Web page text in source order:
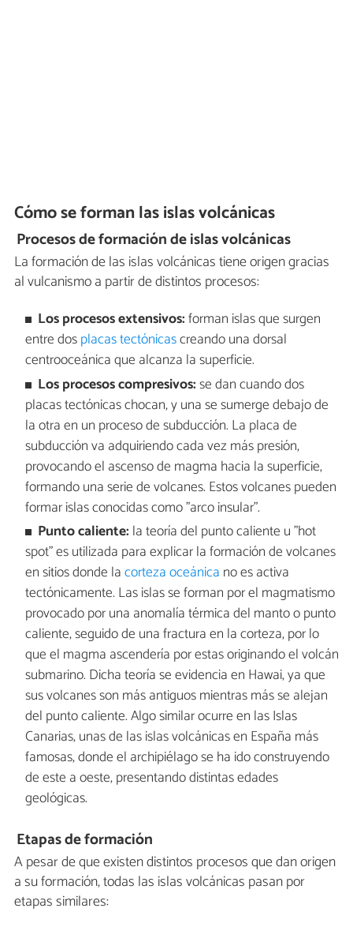
Cómo se forman las islas volcánicas
Procesos de formación de islas volcánicas
La formación de las islas volcánicas tiene origen gracias
al vulcanismo a partir de distintos procesos:
Los procesos extensivos:forman islas que surgen
entre dosplacas tectónicascreando una dorsal
centrooceánica que alcanza la superficie.
Los procesos compresivos:se dan cuando dos
placas tectónicas chocan, y una se sumerge debajo de
la otra en un proceso de subducción. La placa de
subducción va adquiriendo cada vez más presión,
provocando el ascenso de magma hacia la superficie,
formando una serie de volcanes. Estos volcanes pueden
formar islas conocidas como "arco insular".
Punto caliente: la teoría del punto caliente u "hot
spot" es utilizada para explicar la formación de volcanes
en sitios donde lacorteza oceánica no es activa
tectónicamente. Las islas se forman por el magmatismo
provocado por una anomalía térmica del manto o punto
caliente, seguido de una fractura en la corteza, por lo
que el magma ascendería por estas originando el volcán
submarino. Dicha teoría se evidencia en Hawai, ya que
sus volcanes son más antiguos mientras más se alejan
del punto caliente. Algo similar ocurre en las Islas
Canarias, unas de las islas volcánicas en España más
famosas, donde el archipiélago se ha ido construyendo
de este a oeste, presentando distintas edades
geológicas.
Etapas de formación
A pesar de que existen distintos procesos que dan origen
a su formación, todas las islas volcánicas pasan por
etapas similares: